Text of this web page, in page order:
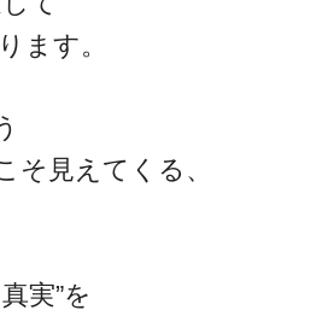
ます。
そ見えてくる、
実”を